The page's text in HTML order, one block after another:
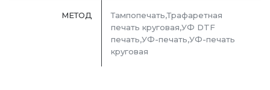
МЕТОД
Тампопечать,Трафаретная
печать круговая,УФ DTF
печать,УФ-печать,УФ-печать
круговая